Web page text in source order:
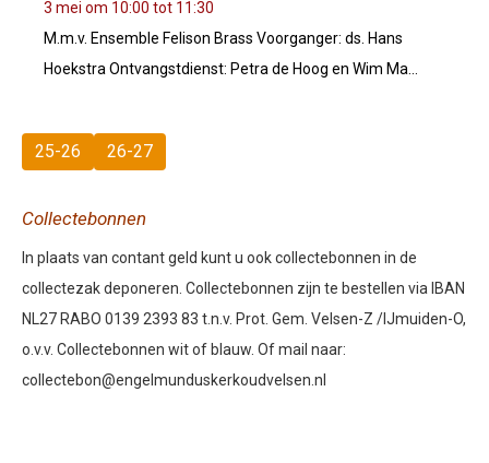
3 mei om 10:00 tot 11:30
M.m.v. Ensemble Felison Brass Voorganger: ds. Hans
Hoekstra Ontvangstdienst: Petra de Hoog en Wim Ma...
25-26 26-27
Collectebonnen
In plaats van contant geld kunt u ook collectebonnen in de
collectezak deponeren. Collectebonnen zijn te bestellen via IBAN
NL27 RABO 0139 2393 83 t.n.v. Prot. Gem. Velsen-Z /IJmuiden-O,
o.v.v. Collectebonnen wit of blauw. Of mail naar:
collectebon@engelmunduskerkoudvelsen.nl